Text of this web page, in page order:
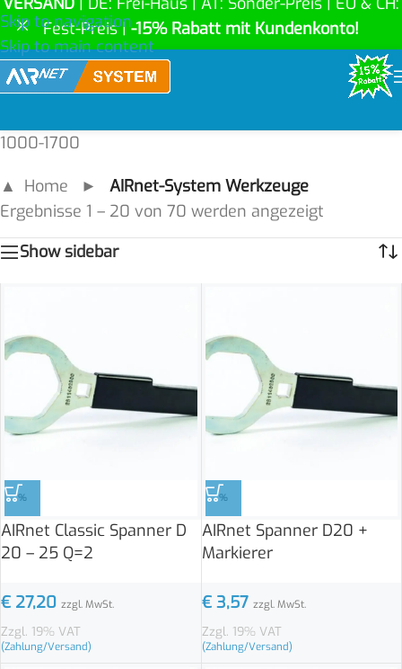
Skip to navigation
Skip to main content
Fest-Preis |-15% Rabatt mit Kundenkonto!
1000-1700
▲ Home ► AIRnet-System Werkzeuge
Ergebnisse 1 – 20 von 70 werden angezeigt
Show sidebar
%
AIRnet Classic Spanner D
20 – 25 Q=2
€ 27,20 zzgl. MwSt.
Zzgl. 19% VAT
(Zahlung/Versand)
%
AIRnet Spanner D20 +
Markierer
€3,57 zzgl. MwSt.
Zzgl. 19% VAT
(Zahlung/Versand)